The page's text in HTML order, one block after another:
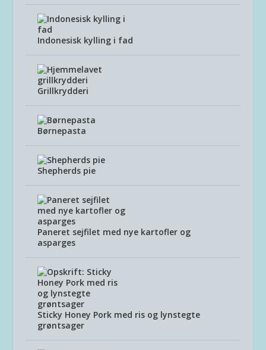
Indonesisk kylling i fad
Grillkrydderi
Børnepasta
Shepherds pie
Paneret sejfilet med nye kartofler og
asparges
Sticky Honey Pork med ris og lynstegte
grøntsager